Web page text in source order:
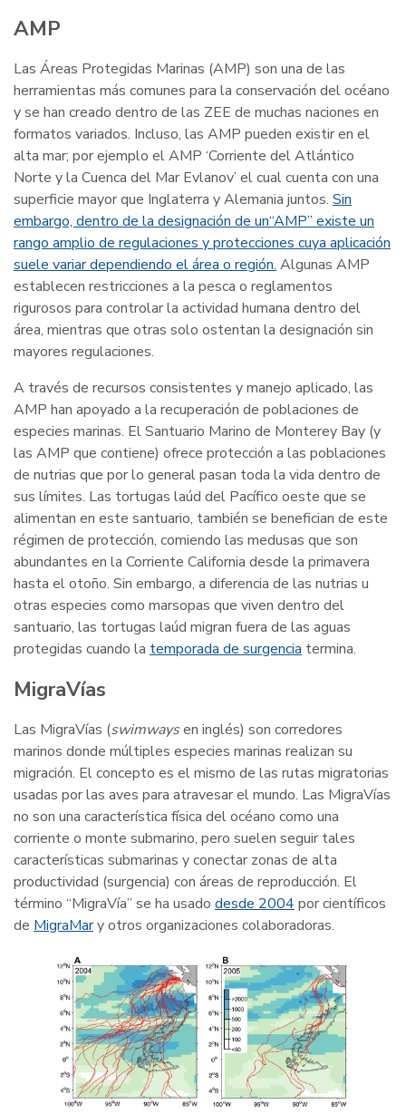
AMP
Las Áreas Protegidas Marinas (AMP) son una de las
herramientas más comunes para la conservación del océano
y se han creado dentro de las ZEE de muchas naciones en
formatos variados. Incluso, las AMP pueden existir en el
alta mar; por ejemplo el AMP ‘Corriente del Atlántico
Norte y la Cuenca del Mar Evlanov’ el cual cuenta con una
superficie mayor que Inglaterra y Alemania juntos. Sin
embargo, dentro de la designación de un“AMP” existe un
rango amplio de regulaciones y protecciones cuya aplicación
suele variar dependiendo el área o región. Algunas AMP
establecen restricciones a la pesca o reglamentos
rigurosos para controlar la actividad humana dentro del
área, mientras que otras solo ostentan la designación sin
mayores regulaciones.
A través de recursos consistentes y manejo aplicado, las
AMP han apoyado a la recuperación de poblaciones de
especies marinas. El Santuario Marino de Monterey Bay (y
las AMP que contiene) ofrece protección a las poblaciones
de nutrias que por lo general pasan toda la vida dentro de
sus límites. Las tortugas laúd del Pacífico oeste que se
alimentan en este santuario, también se benefician de este
régimen de protección, comiendo las medusas que son
abundantes en la Corriente California desde la primavera
hasta el otoño. Sin embargo, a diferencia de las nutrias u
otras especies como marsopas que viven dentro del
santuario, las tortugas laúd migran fuera de las aguas
protegidas cuando la temporada de surgencia termina.
MigraVías
Las MigraVías (swimwaysen inglés) son corredores
marinos donde múltiples especies marinas realizan su
migración. El concepto es el mismo de las rutas migratorias
usadas por las aves para atravesar el mundo. Las MigraVías
no son una característica física del océano como una
corriente o monte submarino, pero suelen seguir tales
características submarinas y conectar zonas de alta
productividad (surgencia) con áreas de reproducción. El
término “MigraVía” se ha usado desde 2004 por científicos
de MigraMary otros organizaciones colaboradoras.